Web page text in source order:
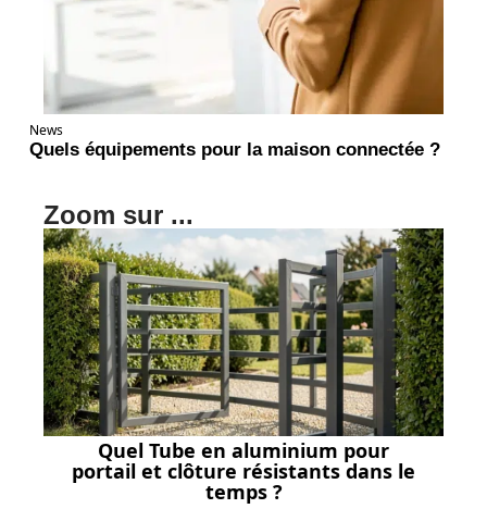
News
Quels équipements pour la maison connectée ?
Zoom sur ...
Quel Tube en aluminium pour
portail et clôture résistants dans le
temps ?